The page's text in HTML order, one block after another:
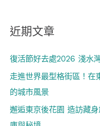
近期文章
復活節好去處2026 淺水
走進世界最型格街區！在
的城市風景
邂逅東京後花園 造訪藏